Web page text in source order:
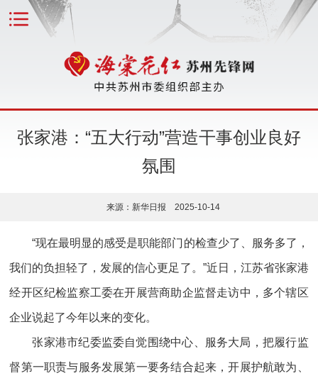
张家港：“五大行动”营造干事创业良好
氛围
来源：新华日报 2025-10-14
“现在最明显的感受是职能部门的检查少了、服务多了，
我们的负担轻了，发展的信心更足了。”近日，江苏省张家港
经开区纪检监察工委在开展营商助企监督走访中，多个辖区
企业说起了今年以来的变化。
张家港市纪委监委自觉围绕中心、服务大局，把履行监
督第一职责与服务发展第一要务结合起来，开展护航敢为、